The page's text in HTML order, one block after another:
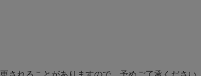
されることがありますので、予めご了承ください。